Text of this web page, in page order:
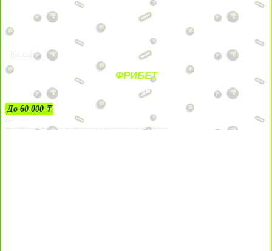
На сайт
ФРИБЕТ
ЗА ДЕПОЗИТЫ
До 60 000 ₸
21+
Лицензии №24514359, выданной комитетом индустрии туризма Министерства культуры и спорта Республики Казахстан срок до 27 сентября 2034 года.